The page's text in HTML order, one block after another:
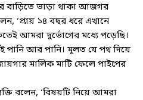
বাড়িতে ভাড়া থাকা আজগর
‘প্রায় ১৪ বছর ধরে এখানে
আমরা দুর্ভোগের মধ্যে পড়েছি।
পানি আর পানি। মূলত যে পথ দিয়ে
মালিক মাটি ফেলে পাইপের
বলেন, ‘বিষয়টি নিয়ে আমরা